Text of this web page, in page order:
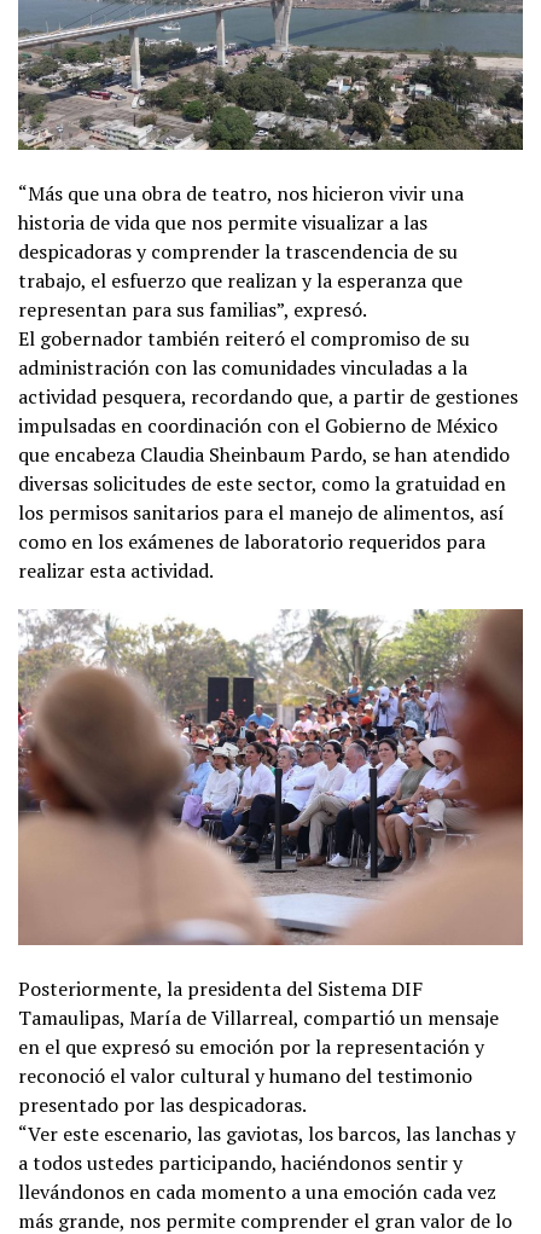
“Más que una obra de teatro, nos hicieron vivir una
historia de vida que nos permite visualizar a las
despicadoras y comprender la trascendencia de su
trabajo, el esfuerzo que realizan y la esperanza que
representan para sus familias”, expresó.
El gobernador también reiteró el compromiso de su
administración con las comunidades vinculadas a la
actividad pesquera, recordando que, a partir de gestiones
impulsadas en coordinación con el Gobierno de México
que encabeza Claudia Sheinbaum Pardo, se han atendido
diversas solicitudes de este sector, como la gratuidad en
los permisos sanitarios para el manejo de alimentos, así
como en los exámenes de laboratorio requeridos para
realizar esta actividad.
Posteriormente, la presidenta del Sistema DIF
Tamaulipas, María de Villarreal, compartió un mensaje
en el que expresó su emoción por la representación y
reconoció el valor cultural y humano del testimonio
presentado por las despicadoras.
“Ver este escenario, las gaviotas, los barcos, las lanchas y
a todos ustedes participando, haciéndonos sentir y
llevándonos en cada momento a una emoción cada vez
más grande, nos permite comprender el gran valor de lo